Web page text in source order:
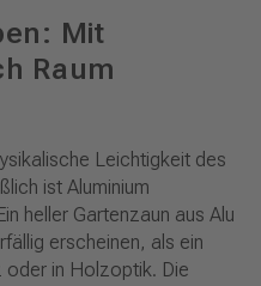
Mit
Raum
Leichtigkeit des
ist Aluminium
heller Gartenzaun aus Alu
erscheinen, als ein
oder in Holzoptik. Die